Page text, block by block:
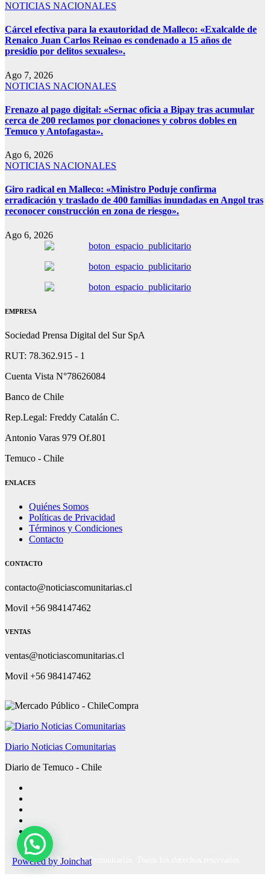
NOTICIAS NACIONALES
Cárcel efectiva para la exautoridad de Malleco: «Exalcalde de
Renaico Juan Carlos Reinao es condenado a 15 años de
presidio por delitos sexuales».
Ago 7, 2026
NOTICIAS NACIONALES
Frenazo al pago digital: «Sernac oficia a Bipay tras acumular
cerca de 200 reclamos por clonaciones y cobros dobles en
Temuco y Antofagasta».
Ago 6, 2026
NOTICIAS NACIONALES
Giro radical en Malleco: «Ministro Poduje confirma
erradicación y traslado de 400 familias inundadas en Angol tras
reconocer construcción en zona de riesgo».
Ago 6, 2026
EMPRESA
Sociedad Prensa Digital del Sur SpA
RUT: 78.362.915 - 1
Cuenta Vista N°78626084
Banco de Chile
Rep.Legal: Freddy Catalán C.
Antonio Varas 979 Of.801
Temuco - Chile
ENLACES
Quiénes Somos
Políticas de Privacidad
Términos y Condiciones
Contacto
CONTACTO
contacto@noticiascomunitarias.cl
Movil +56 984147462
VENTAS
ventas@noticiascomunitarias.cl
Movil +56 984147462
Diario Noticias Comunitarias
Diario de Temuco - Chile
Powered by Joinchat